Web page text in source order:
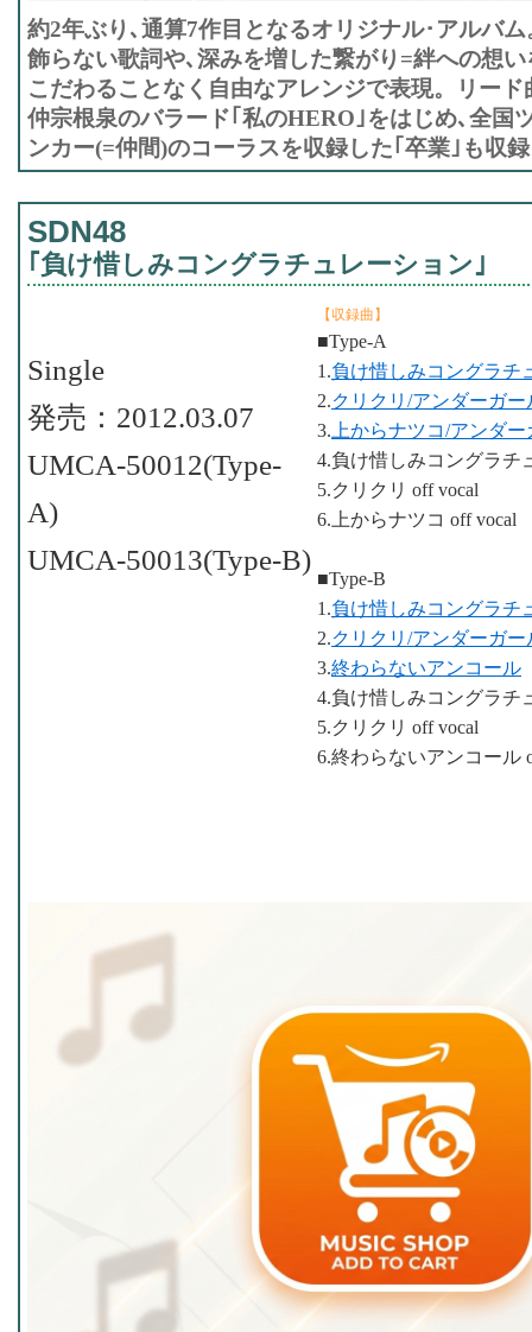
約2年ぶり､通算7作目となるオリジナル･アルバ
飾らない歌詞や､深みを増した繋がり=絆への想
こだわることなく自由なアレンジで表現。リー
仲宗根泉のバラード｢私のHERO｣をはじめ､全国
ンカー(=仲間)のコーラスを収録した｢卒業｣も収
SDN48
｢負け惜しみコングラチュレーション｣
【収録曲】
■Type-A
1.負け惜しみコングラチ
2.クリクリ/アンダーガ
3. 上からナツコ/アンダ
4.負け惜しみコングラチ
5.クリクリ off vocal
6.上からナツコ off vocal
■Type-B
1.負け惜しみコングラチ
2.クリクリ/アンダーガ
3.終わらないアンコール
4.負け惜しみコングラチ
5.クリクリ off vocal
6.終わらないアンコール
Single
発売：2012.03.07
UMCA-50012(Type-
A)
UMCA-50013(Type-B)